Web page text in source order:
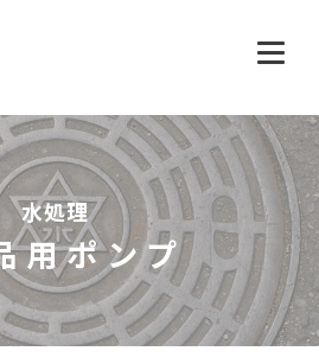
水処理
用ポンプ